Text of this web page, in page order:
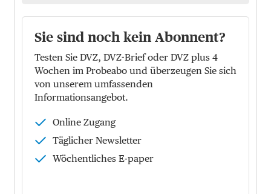
Sie sind noch kein Abonnent?
Testen Sie DVZ, DVZ-Brief oder DVZ plus 4
Wochen im Probeabo und überzeugen Sie sich
von unserem umfassenden
Informationsangebot.
Online Zugang
Täglicher Newsletter
Wöchentliches E-paper